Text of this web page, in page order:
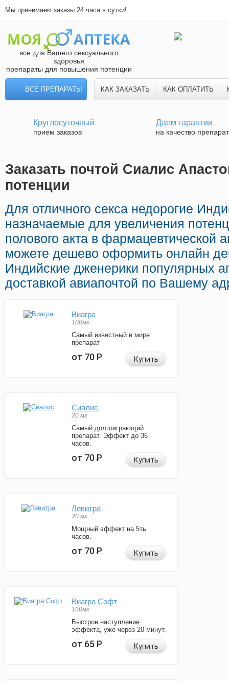
Мы принимаем заказы 24 часа в сутки!
все для Вашего сексуального
здоровья
препараты для повышения потенции
ВСЕ ПРЕПАРАТЫ КАК ЗАКАЗАТЬ КАК ОПЛАТИТЬ
Круглосуточный
прием заказов
Даем гарантии
на качество
Заказать почтой Сиалис
потенции
Для отличного секса недорогие
назначаемые для увеличения
полового акта в фармацевтической
можете дешево оформить онлайн
Индийские дженерики популярных
доставкой авиапочтой по Вашему
Виагра
100мг
Самый известный в мире
препарат
от 70Р Купить
Сиалис
20 мг
Самый долгоиграющий
препарат. Эффект до 36
часов.
от 70Р Купить
Левитра
20 мг
Мощный эффект на 5ть
часов.
от 70Р Купить
Виагра Софт
100мг
Быстрое наступление
эффекта, уже через 20 минут.
от 65Р Купить